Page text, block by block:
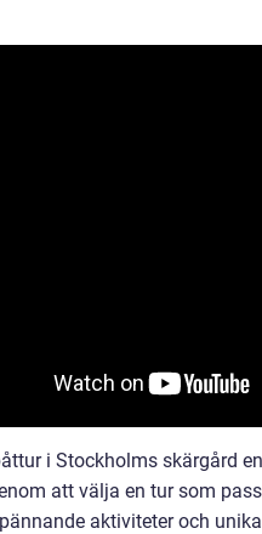
i Stockholms skärgård
att välja en tur som
aktiviteter och